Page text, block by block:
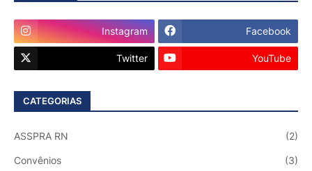
Instagram Facebook
Twitter YouTube
CATEGORIAS
ASSPRA RN (2)
Convênios (3)